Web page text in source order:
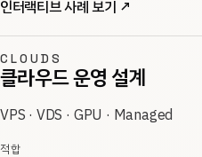
인터랙티브 사례 보기 ↗
CLOUDS
클라우드 운영 설계
VPS · VDS · GPU · Managed
적합